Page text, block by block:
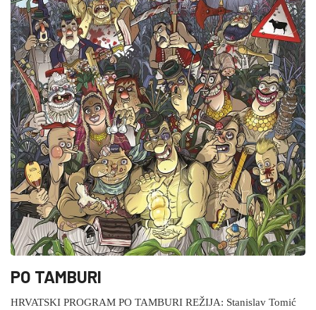
PO TAMBURI
HRVATSKI PROGRAM PO TAMBURI REŽIJA: Stanislav Tomić